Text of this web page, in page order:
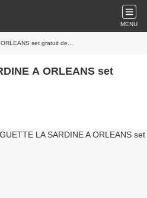
MENU
set gratuit de...
A ORLEANS set